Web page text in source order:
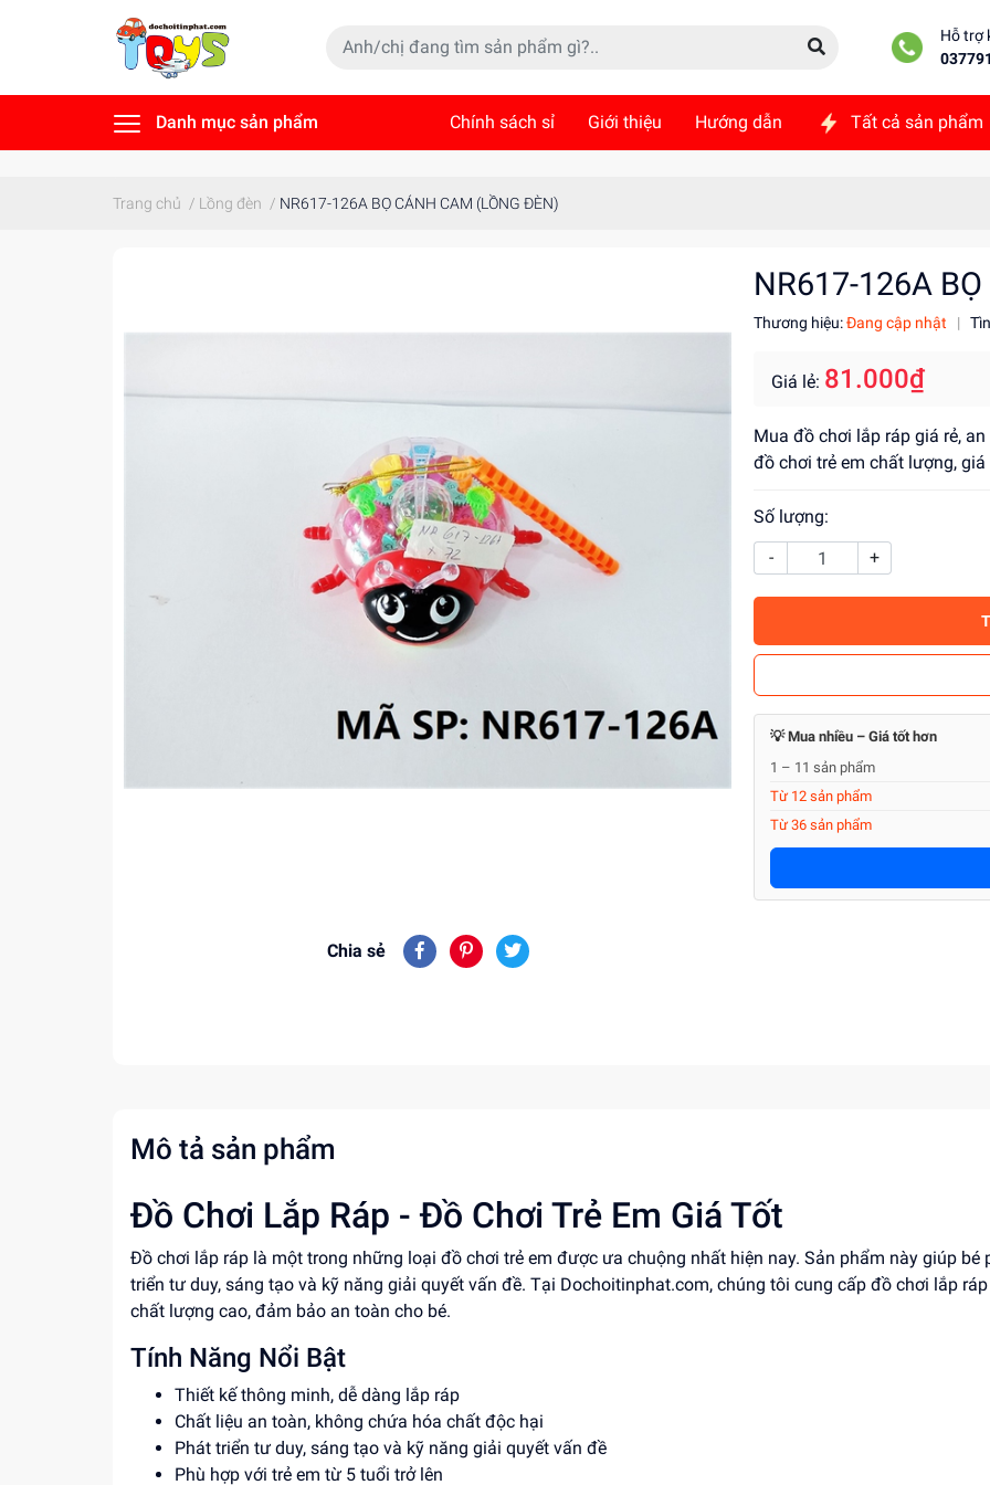
Hỗ trợ
Danh mục sản phẩm Chính sách sỉ Giới thiệu Hướng dẫn Tất cả sản phẩm
Trang chủ / Lồng đèn / NR617-126A BỌ CÁNH CAM (LỒNG ĐÈN)
Chia sẻ
NR617-126A
Thương hiệu:Đang cập nhật |
Giá lẻ: 81.000₫
Mua đồ chơi lắp ráp giá rẻ,
đồ chơi trẻ em chất lượng,
Số lượng:
-
+
💡 Mua nhiều – Giá tốt hơn
1 – 11 sản phẩm
Từ 12 sản phẩm
Từ 36 sản phẩm
Mô tả sản phẩm
Đồ Chơi Lắp Ráp - Đồ Chơi Trẻ Em Giá Tốt
Đồ chơi lắp ráp là một trong những loại đồ chơi trẻ em được ưa chuộng nhất hiện nay. Sản phẩm này giúp bé
triển tư duy, sáng tạo và kỹ năng giải quyết vấn đề. Tại Dochoitinphat.com, chúng tôi cung cấp đồ chơi lắp ráp
chất lượng cao, đảm bảo an toàn cho bé.
Tính Năng Nổi Bật
Thiết kế thông minh, dễ dàng lắp ráp
Chất liệu an toàn, không chứa hóa chất độc hại
Phát triển tư duy, sáng tạo và kỹ năng giải quyết vấn đề
Phù hợp với trẻ em từ 5 tuổi trở lên